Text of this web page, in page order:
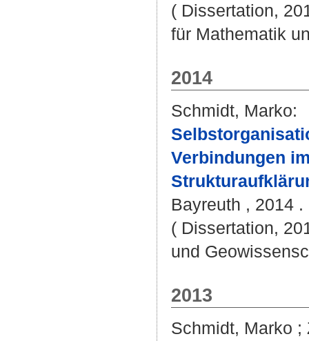
( Dissertation,
für Mathematik
2014
Schmidt, Marko:
Verbindungen
Bayreuth , 2014
( Dissertation,
und
2013
Schmidt, Marko ;